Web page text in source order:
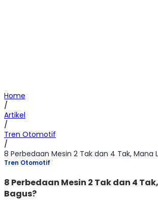
Home
/
Artikel
/
Tren Otomotif
/
8 Perbedaan Mesin 2 Tak dan 4 Tak, Mana
Tren Otomotif
8 Perbedaan Mesin 2 Tak dan 4
Bagus?